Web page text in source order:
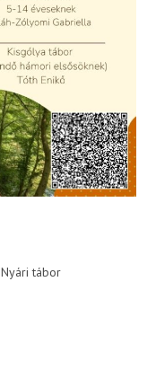
Nyári tábor